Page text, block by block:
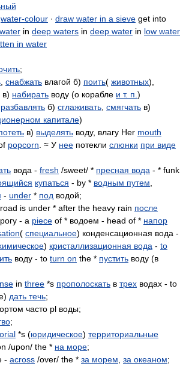
water-colour ∙ draw water in a sieve get into
in deep waters in deep water in low water
in water
;
снабжать влагой б) поить( животных),
в) набирать воду (о корабле и т. п. )
разбавлять б) сглаживать смягчать в)
капитале)
в) выделять воду, влагу Her mouth
popcorn . ≈ У нее потекли слюнки при виде
вода - fresh /sweet/ * пресная вода - * funk
купаться - by * водным путем
- under * под водой;
is under * after the heavy rain после
- a piece of * водоем - head of * напор
( специальное) конденсационная вода -
) кристаллизационная вода - to
воду - to turn on the * пустить воду (в
in three *s прополоскать в трех водах - to
дать течь;
часто pl воды;
;
*s (юридическое) территориальные
/upon/ the * на море;
- across /over/ the * за морем за океаном;